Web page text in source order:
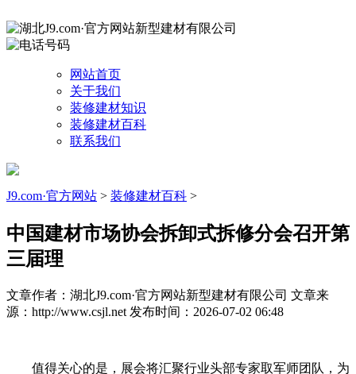
网站首页
关于我们
装修建材知识
装修建材百科
联系我们
J9.com·官方网站 > 装修建材百科 >
中国建材市场协会拆卸式拆修分会召开第
三届理
文章作者：湖北J9.com·官方网站新型建材有限公司 文章来
源：http://www.csjl.net 发布时间：2026-07-02 06:48
值得关心的是，展会将汇聚行业头部专家取军师团队，为